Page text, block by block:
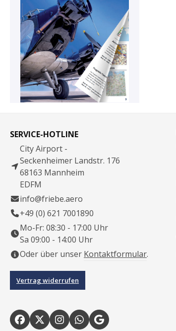
SERVICE-HOTLINE
City Airport -
Seckenheimer Landstr. 176
68163 Mannheim
EDFM
info@friebe.aero
+49 (0) 621 7001890
Mo-Fr: 08:30 - 17:00 Uhr
Sa 09:00 - 14:00 Uhr
Oder über unser Kontaktformular.
Vertrag widerrufen